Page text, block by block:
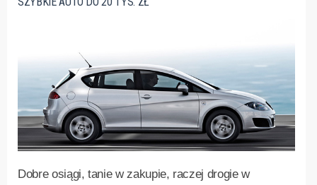
Dobre osiągi, tanie w zakupie, raczej drogie w